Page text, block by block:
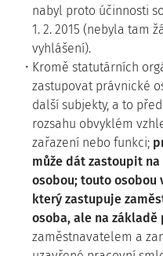
nabyl proto účinnosti
1. 2. 2015 (nebyla tam
vyhlášení).
Kromě statutárních
zastupovat právnické
další subjekty, a to
rozsahu obvyklém
zařazení nebo funkci;
může dát zastoupit
osobou; touto osobou
který zastupuje
osoba, ale na základě
zaměstnavatelem a